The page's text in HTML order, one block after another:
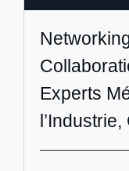
Experts